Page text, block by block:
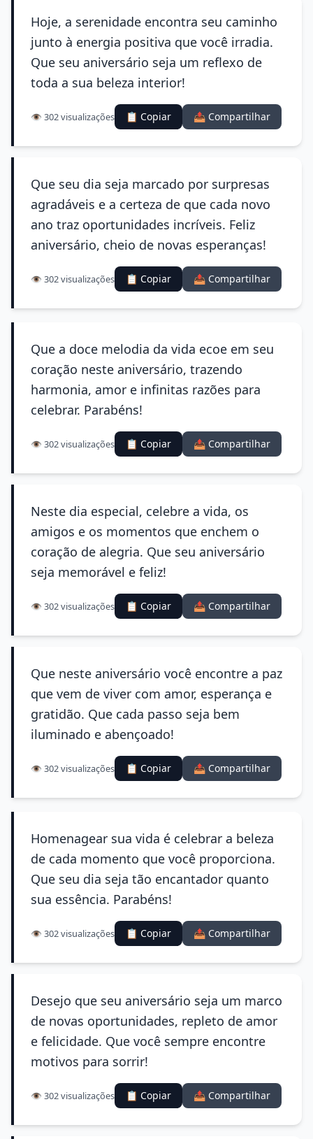
Hoje, a serenidade encontra seu caminho
junto à energia positiva que você irradia.
Que seu aniversário seja um reflexo de
toda a sua beleza interior!
👁️ 302 visualizações 📋 Copiar 📤 Compartilhar
Que seu dia seja marcado por surpresas
agradáveis e a certeza de que cada novo
ano traz oportunidades incríveis. Feliz
aniversário, cheio de novas esperanças!
👁️ 302 visualizações 📋 Copiar 📤 Compartilhar
Que a doce melodia da vida ecoe em seu
coração neste aniversário, trazendo
harmonia, amor e infinitas razões para
celebrar. Parabéns!
👁️ 302 visualizações 📋 Copiar 📤 Compartilhar
Neste dia especial, celebre a vida, os
amigos e os momentos que enchem o
coração de alegria. Que seu aniversário
seja memorável e feliz!
👁️ 302 visualizações 📋 Copiar 📤 Compartilhar
Que neste aniversário você encontre a paz
que vem de viver com amor, esperança e
gratidão. Que cada passo seja bem
iluminado e abençoado!
👁️ 302 visualizações 📋 Copiar 📤 Compartilhar
Homenagear sua vida é celebrar a beleza
de cada momento que você proporciona.
Que seu dia seja tão encantador quanto
sua essência. Parabéns!
👁️ 302 visualizações 📋 Copiar 📤 Compartilhar
Desejo que seu aniversário seja um marco
de novas oportunidades, repleto de amor
e felicidade. Que você sempre encontre
motivos para sorrir!
👁️ 302 visualizações 📋 Copiar 📤 Compartilhar